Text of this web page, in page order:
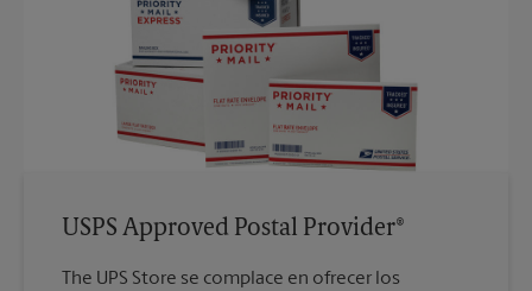
USPS Approved Postal Provider®
The UPS Store se complace en ofrecer los